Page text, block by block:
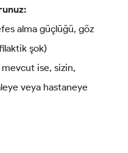
alma güçlüğü, göz
şok)
ise, sizin,
veya hastaneye